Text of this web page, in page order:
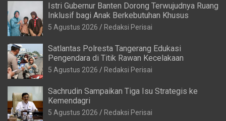
Istri Gubernur Banten Dorong Terwujudnya Ruang
Inklusif bagi Anak Berkebutuhan Khusus
5 Agustus 2026 Redaksi Perisai
Satlantas Polresta Tangerang Edukasi
Pengendara di Titik Rawan Kecelakaan
5 Agustus 2026 Redaksi Perisai
Sachrudin Sampaikan Tiga Isu Strategis ke
Kemendagri
5 Agustus 2026 Redaksi Perisai